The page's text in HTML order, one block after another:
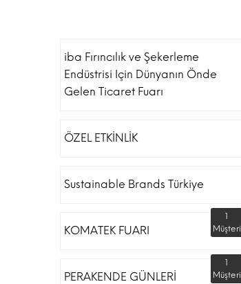
iba Fırıncılık ve Şekerleme
Endüstrisi Için Dünyanın Önde
Gelen Ticaret Fuarı
ÖZEL ETKİNLİK
Sustainable Brands Türkiye
KOMATEK FUARI
1
Müşteri
PERAKENDE GÜNLERİ
1
Müşteri